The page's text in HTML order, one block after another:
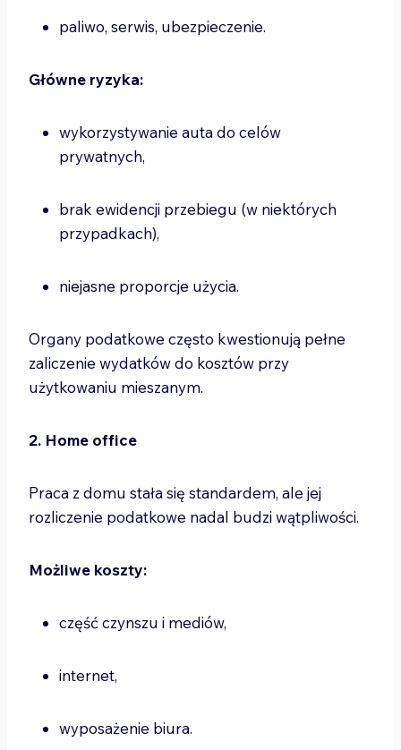
paliwo, serwis, ubezpieczenie.
Główne ryzyka:
wykorzystywanie auta do celów
prywatnych,
brak ewidencji przebiegu (w niektórych
przypadkach),
niejasne proporcje użycia.
Organy podatkowe często kwestionują pełne
zaliczenie wydatków do kosztów przy
użytkowaniu mieszanym.
2. Home office
Praca z domu stała się standardem, ale jej
rozliczenie podatkowe nadal budzi wątpliwości.
Możliwe koszty:
część czynszu i mediów,
internet,
wyposażenie biura.